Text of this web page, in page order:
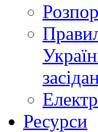
Ресурси